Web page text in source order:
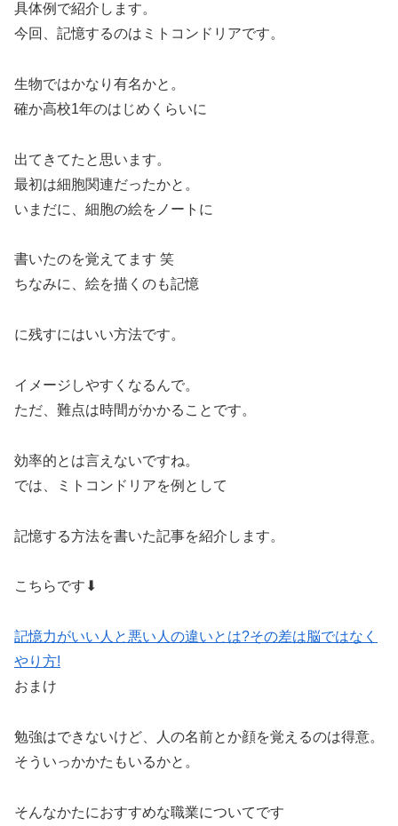
具体例で紹介します。
今回、記憶するのはミトコンドリアです。
生物ではかなり有名かと。
確か高校1年のはじめくらいに
出てきてたと思います。
最初は細胞関連だったかと。
いまだに、細胞の絵をノートに
書いたのを覚えてます 笑
ちなみに、絵を描くのも記憶
に残すにはいい方法です。
イメージしやすくなるんで。
ただ、難点は時間がかかることです。
効率的とは言えないですね。
では、ミトコンドリアを例として
記憶する方法を書いた記事を紹介します。
こちらです⬇︎
記憶力がいい人と悪い人の違いとは?その差は脳ではなく
やり方!
おまけ
勉強はできないけど、人の名前とか顔を覚えるのは得意。
そういっかかたもいるかと。
そんなかたにおすすめな職業についてです